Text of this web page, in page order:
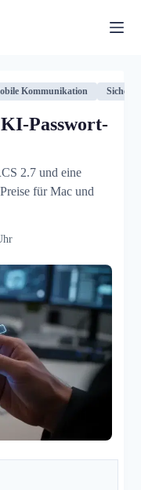
Kommunikation
Passwort-
2.7 und eine
für Mac und